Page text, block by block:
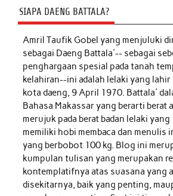
SIAPA DAENG BATTALA?
Amril Taufik Gobel yang menjuluki
sebagai Daeng Battala'-- sebagai
penghargaan spesial pada tanah
kelahiran--ini adalah lelaki yang lahir
kota daeng, 9 April 1970. Battala'
Bahasa Makassar yang berarti berat
merujuk pada berat badan lelaki yang
memiliki hobi membaca dan menulis
yang berbobot 100 kg. Blog ini
kumpulan tulisan yang merupakan
kontemplatifnya atas suasana yang
disekitarnya, baik yang penting,